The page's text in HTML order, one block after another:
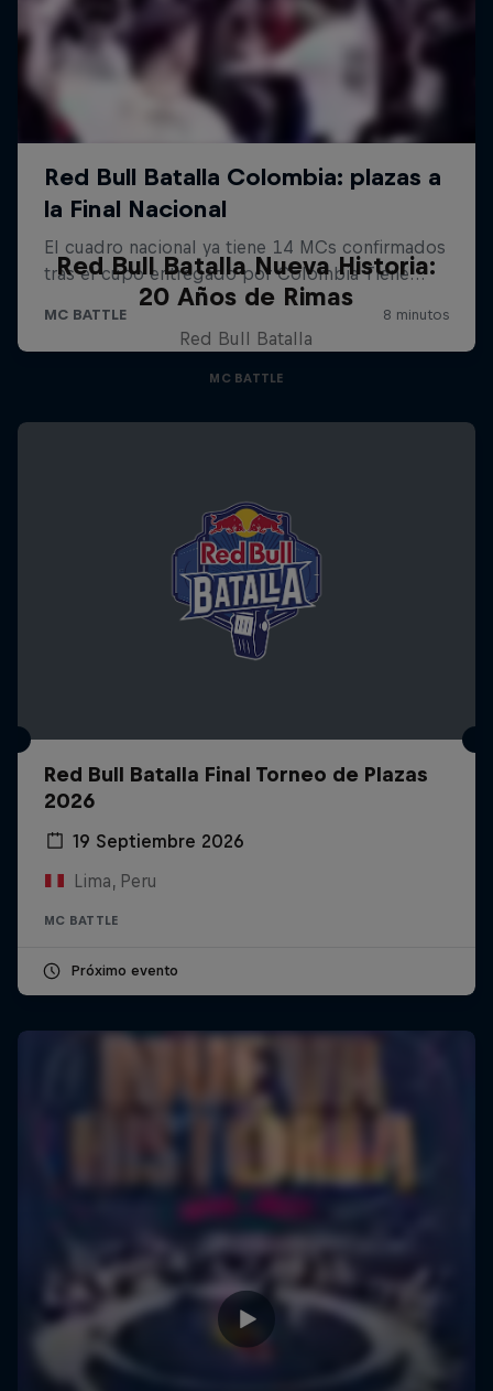
Red Bull Batalla Nueva Historia:
20 Años de Rimas
Red Bull Batalla
MC BATTLE
Red Bull Batalla Final Torneo de Plazas
2026
19 Septiembre 2026
Lima, Peru
MC BATTLE
Próximo evento